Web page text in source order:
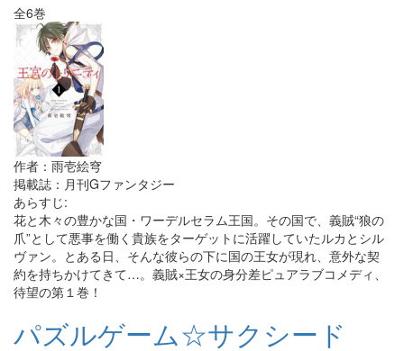
全6巻
作者：雨壱絵穹
掲載誌：月刊Gファンタジー
あらすじ:
花と木々の豊かな国・ワーデルセラム王国。その国で、義賊“狼の
爪”として悪事を働く貴族をターゲットに活躍していたルカとシル
ヴァン。とある日、そんな彼らの下に国の王女が現れ、意外な契
約を持ちかけてきて…。義賊×王女の身分差ピュアラブコメディ、
待望の第１巻！
パズルゲーム☆サクシード